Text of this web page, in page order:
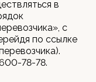
в
с
по ссылке
78-78.